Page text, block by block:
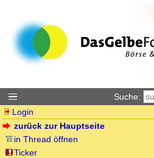
Suche:
Login
zurück zur Hauptseite
in Thread öffnen
Ticker